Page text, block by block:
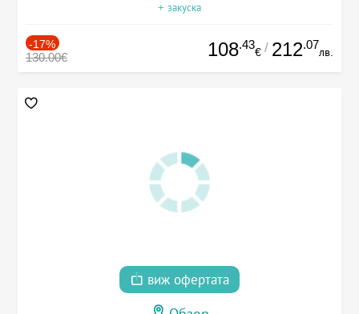
+ закуска
-17%
130.00€ 108.43
€ / 212.07
лв.
виж офертата